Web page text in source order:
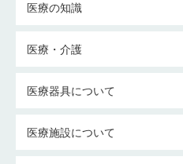
医療の知識
医療・介護
医療器具について
医療施設について